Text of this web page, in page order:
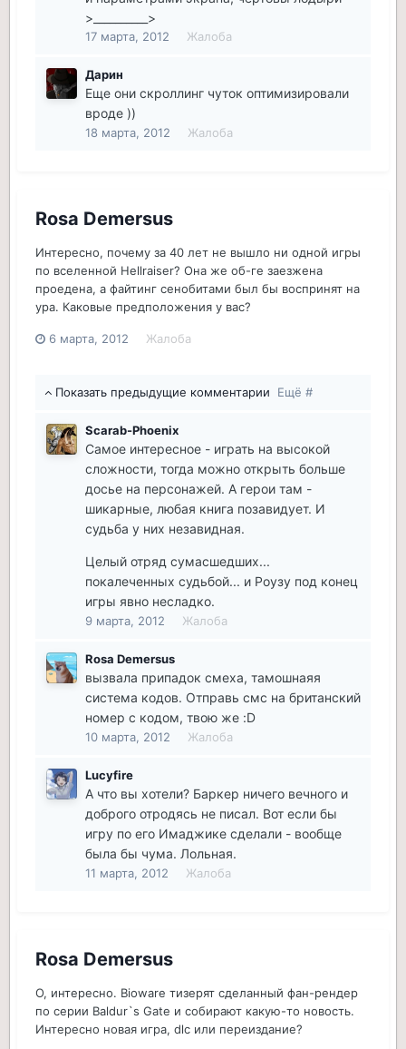
>__________>
17 марта, 2012 Жалоба
Дарин
Еще они скроллинг чуток оптимизировали
вроде ))
18 марта, 2012 Жалоба
Rosa Demersus
Интересно, почему за 40 лет не вышло ни одной игры
по вселенной Hellraiser? Она же об-ге заезжена
проедена, а файтинг сенобитами был бы воспринят на
ура. Каковые предположения у вас?
6 марта, 2012 Жалоба
Показать предыдущие комментарии Ещё #
Scarab-Phoenix
Самое интересное - играть на высокой
сложности, тогда можно открыть больше
досье на персонажей. А герои там -
шикарные, любая книга позавидует. И
судьба у них незавидная.
Целый отряд сумасшедших...
покалеченных судьбой... и Роузу под конец
игры явно несладко.
9 марта, 2012 Жалоба
Rosa Demersus
вызвала припадок смеха, тамошнаяя
система кодов. Отправь смс на британский
номер с кодом, твою же :D
10 марта, 2012 Жалоба
Lucyfire
А что вы хотели? Баркер ничего вечного и
доброго отродясь не писал. Вот если бы
игру по его Имаджике сделали - вообще
была бы чума. Лольная.
11 марта, 2012 Жалоба
Rosa Demersus
О, интересно. Bioware тизерят сделанный фан-рендер
по серии Baldur`s Gate и собирают какую-то новость.
Интересно новая игра, dlc или переиздание?